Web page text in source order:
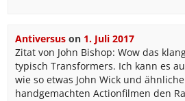
Antiversuson 1. Juli 2017
Zitat von John Bishop: Wow das
typisch Transformers. Ich kann es
wie so etwas John Wick und
handgemachten Actionfilmen den